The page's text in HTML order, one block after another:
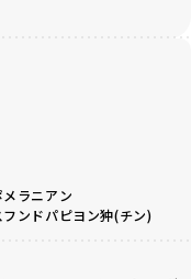
評価しています。
理だけでなく、ブリ
て公開されている
子犬をお迎えいた
の大きな特徴で
命の大量生産・大
だけでなく、ワン
に直接飼い主に渡す
迎え先を自身で確
を整えるために直
に販売するためにペ
メラニアン
ンドパピヨン狆(チン)